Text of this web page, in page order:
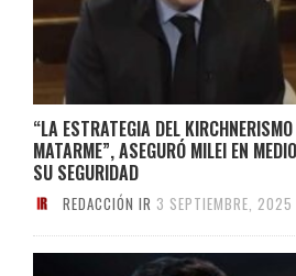
“LA ESTRATEGIA DEL
MATARME”, ASEGURÓ MILEI EN
SU SEGURIDAD
REDACCIÓN IR 3 SEPTIEMBRE, 2025